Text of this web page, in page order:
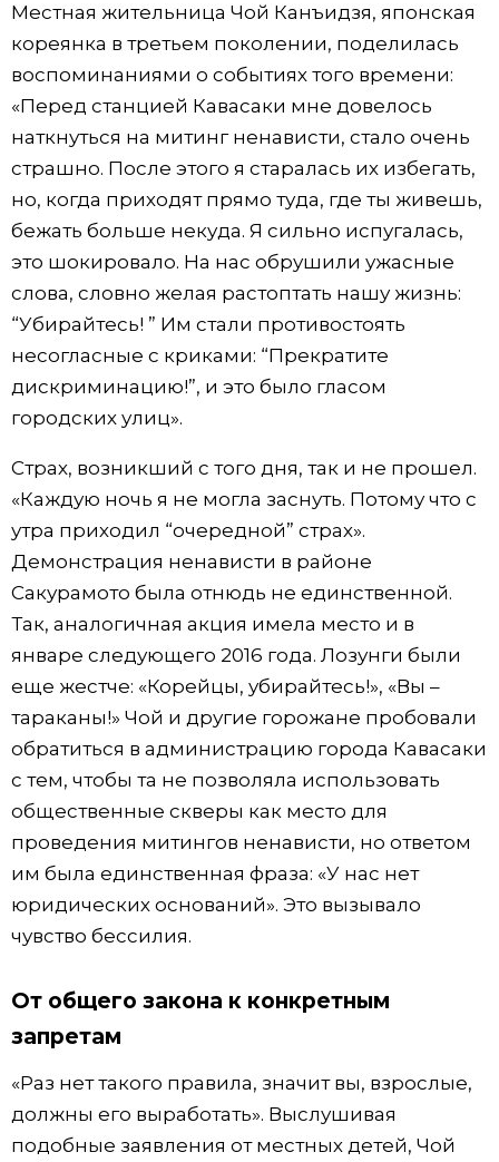
Местная жительница Чой Канъидзя, японская
кореянка в третьем поколении, поделилась
воспоминаниями о событиях того времени:
«Перед станцией Кавасаки мне довелось
наткнуться на митинг ненависти, стало очень
страшно. После этого я старалась их избегать,
но, когда приходят прямо туда, где ты живешь,
бежать больше некуда. Я сильно испугалась,
это шокировало. На нас обрушили ужасные
слова, словно желая растоптать нашу жизнь:
“Убирайтесь! ” Им стали противостоять
несогласные с криками: “Прекратите
дискриминацию!”, и это было гласом
городских улиц».
Страх, возникший с того дня, так и не прошел.
«Каждую ночь я не могла заснуть. Потому что с
утра приходил “очередной” страх».
Демонстрация ненависти в районе
Сакурамото была отнюдь не единственной.
Так, аналогичная акция имела место и в
январе следующего 2016 года. Лозунги были
еще жестче: «Корейцы, убирайтесь!», «Вы –
тараканы!» Чой и другие горожане пробовали
обратиться в администрацию города Кавасаки
с тем, чтобы та не позволяла использовать
общественные скверы как место для
проведения митингов ненависти, но ответом
им была единственная фраза: «У нас нет
юридических оснований». Это вызывало
чувство бессилия.
От общего закона к конкретным
запретам
«Раз нет такого правила, значит вы, взрослые,
должны его выработать». Выслушивая
подобные заявления от местных детей, Чой